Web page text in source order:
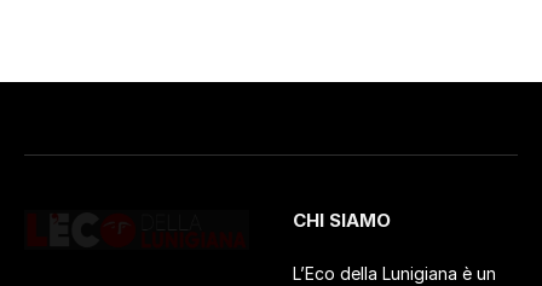
CHI SIAMO
L’Eco della Lunigiana è un